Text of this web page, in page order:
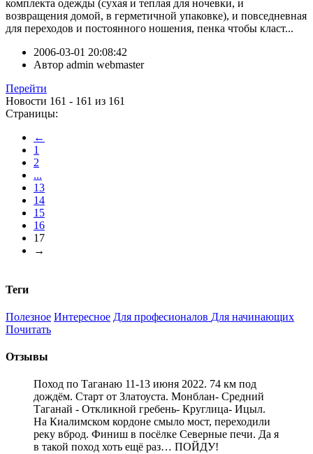
комплекта одежды (сухая и теплая для ночевки, и
возвращения домой, в герметичной упаковке), и повседневная
для переходов и постоянного ношения, пенка чтобы класт...
2006-03-01 20:08:42
Автор admin webmaster
Перейти
Новости 161 - 161 из 161
Страницы:
←
1
2
...
13
14
15
16
17
→
Теги
Полезное Интересное Для професионалов Для начинающих
Почитать
Отзывы
Поход по Таганаю 11-13 июня 2022. 74 км под
дождём. Старт от Златоуста. Монблан- Средний
Таганай - Откликной гребень- Круглица- Ицыл.
На Киалимском кордоне смыло мост, переходили
реку вброд. Финиш в посёлке Северные печи. Да я
в такой поход хоть ещё раз… ПОЙДУ!